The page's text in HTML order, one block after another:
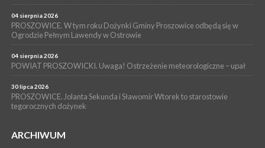
WYDARZENIA
13 lipca 2026
Szpitalu im. Ojca Rafała z Proszowic już działa
04 sierpnia 2026
PROSZOWICE. W tym roku Dożynki Gminy Proszowice odbędą się w
Ogrodzie Pełnym Lawendy w Ostrowie
04 sierpnia 2026
POWIAT PROSZOWICKI. Uwaga! Ostrzeżenie meteorologiczne – upał
30 lipca 2026
PROSZOWICE. Jolanta Sekunda i Sławomir Wtorek to starostowie
tegorocznych dożynek
ARCHIWUM